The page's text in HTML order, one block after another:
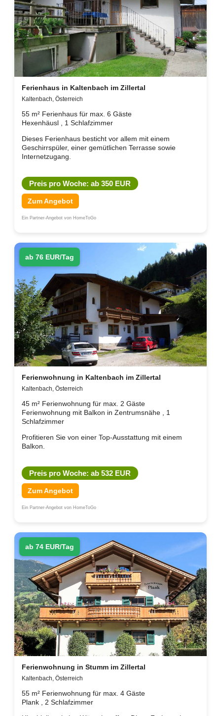
Ferienhaus in Kaltenbach im Zillertal
Kaltenbach, Österreich
55 m² Ferienhaus für max. 6 Gäste
Hexenhäusl , 1 Schlafzimmer
Dieses Ferienhaus besticht vor allem mit einem
Geschirrspüler, einer gemütlichen Terrasse sowie
Internetzugang.
Preis pro Woche: ab 350 EUR
Zum Angebot
Ein Partner-Angebot von HomeToGo
ab 76 EUR/Tag
Ferienwohnung in Kaltenbach im Zillertal
Kaltenbach, Österreich
45 m² Ferienwohnung für max. 2 Gäste
Ferienwohnung mit Balkon in Zentrumsnähe , 1
Schlafzimmer
Profitieren Sie von einer Top-Ausstattung mit einem
Balkon.
Preis pro Woche: ab 532 EUR
Zum Angebot
Ein Partner-Angebot von HomeToGo
ab 74 EUR/Tag
Ferienwohnung in Stumm im Zillertal
Kaltenbach, Österreich
55 m² Ferienwohnung für max. 4 Gäste
Plank , 2 Schlafzimmer